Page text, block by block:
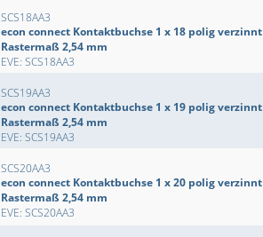
SCS18AA3
econ connect Kontaktbuchse 1 x 18 polig verzinnt
Rastermaß 2,54 mm
EVE: SCS18AA3
SCS19AA3
econ connect Kontaktbuchse 1 x 19 polig verzinnt
Rastermaß 2,54 mm
EVE: SCS19AA3
SCS20AA3
econ connect Kontaktbuchse 1 x 20 polig verzinnt
Rastermaß 2,54 mm
EVE: SCS20AA3